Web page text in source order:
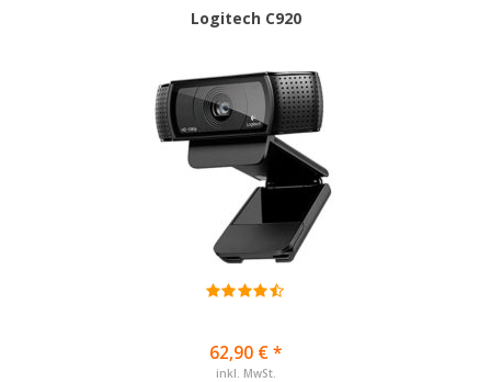
Logitech C920
62,90 € *
inkl. MwSt.